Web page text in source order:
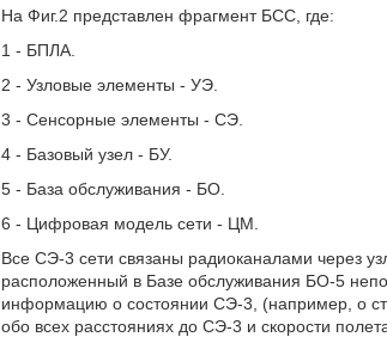
На Фиг.2 представлен фрагмент БСС, где:
1 - БПЛА.
2 - Узловые элементы - УЭ.
3 - Сенсорные элементы - СЭ.
4 - Базовый узел - БУ.
5 - База обслуживания - БО.
6 - Цифровая модель сети - ЦМ.
Все СЭ-3 сети связаны радиоканалами через
расположенный в Базе обслуживания БО-5
информацию о состоянии СЭ-3, (например, о
обо всех расстояниях до СЭ-3 и скорости